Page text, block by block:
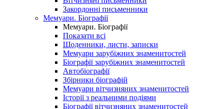
Закордонні письменники
Мемуари. Біографії
Мемуари. Біографії
Показати всі
Щоденники, листи, записки
Мемуари зарубіжних знаменитостей
Біографії зарубіжних знаменитостей
Автобіографії
Збірники біографій
Мемуари вітчизняних знаменитостей
Історії з реальними подіями
Біографії вітчизняних знаменитостей